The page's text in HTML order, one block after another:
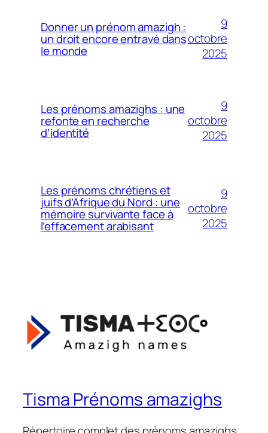
Donner un prénom amazigh :
un droit encore entravé dans
le monde
9
octobre
2025
Les prénoms amazighs : une
refonte en recherche
d’identité
9
octobre
2025
Les prénoms chrétiens et
juifs d’Afrique du Nord : une
mémoire survivante face à
l’effacement arabisant
9
octobre
2025
Tisma Prénoms amazighs